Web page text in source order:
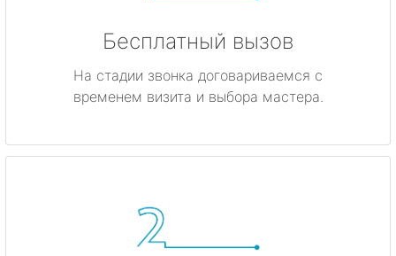
Бесплатный вызов
На стадии звонка договариваемся с
временем визита и выбора мастера.